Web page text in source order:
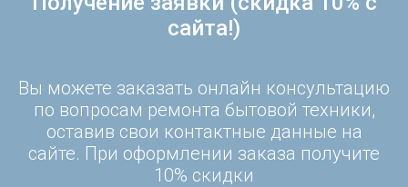
сайта!)
Вы можете заказать онлайн консультацию
по вопросам ремонта бытовой техники,
оставив свои контактные данные на
сайте. При оформлении заказа получите
10% скидки